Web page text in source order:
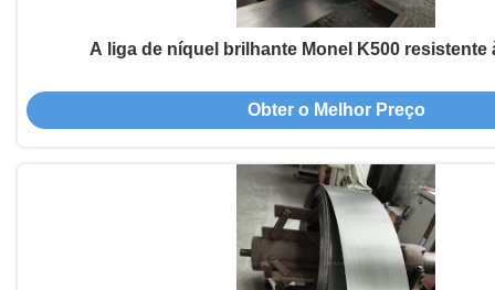
A liga de níquel brilhante Monel K500 resistente
Obter o Melhor Preço